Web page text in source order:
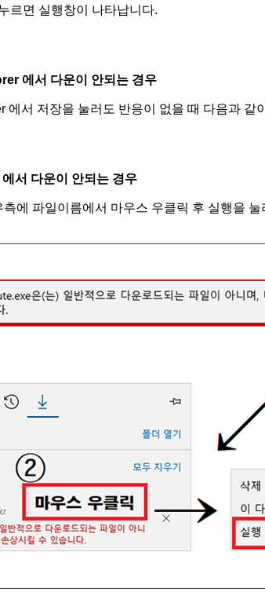
르면 실행창이 나타납니다.
에서 다운이 안되는 경우
에서 저장을 눌러도 반응이 없을 때 다음과
서 다운이 안되는 경우
측에 파일이름에서 마우스 우클릭 후 실행을 눌